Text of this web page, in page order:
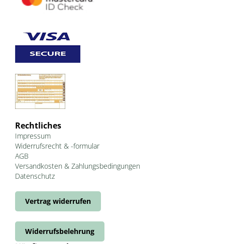
Rechtliches
Impressum
Widerrufsrecht & -formular
AGB
Versandkosten & Zahlungsbedingungen
Datenschutz
Vertrag widerrufen
Widerrufsbelehrung